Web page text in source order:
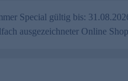
Special gültig bis:
ausgezeichneter Online Shop